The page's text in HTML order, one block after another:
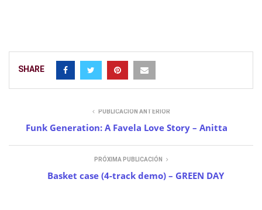
SHARE
PUBLICACIÓN ANTERIOR
Funk Generation: A Favela Love Story – Anitta
PRÓXIMA PUBLICACIÓN
Basket case (4-track demo) – GREEN DAY